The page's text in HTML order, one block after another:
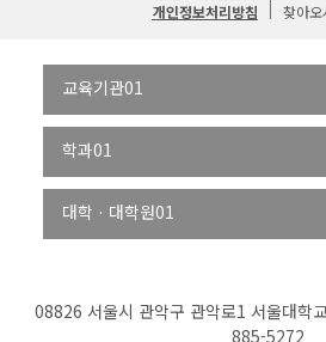
개인정보처리방침 찾아오
08826 서울시 관악구 관악로1 서울대
885-5272